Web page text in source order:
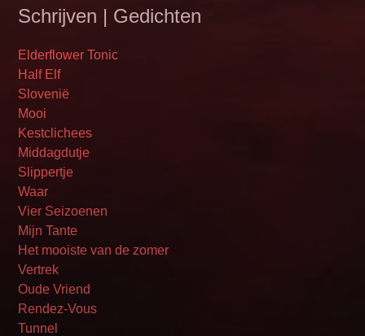
Schrijven | Gedichten
Elderflower Tonic
Half Elf
Slovenië
Mooi
Kestclichees
Middagdutje
Slippertje
Waar
Vier Seizoenen
Mijn Tante
Het mooiste van de zomer
Vertrek
Oude Vriend
Rendez-Vous
Tunnel